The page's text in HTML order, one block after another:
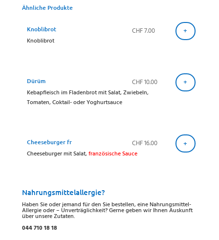
Ähnliche Produkte
Knoblibrot CHF7.00 +
Knoblibrot
Dürüm CHF10.00 +
Kebapfleisch im Fladenbrot mit Salat, Zwiebeln,
Tomaten, Coktail- oder Yoghurtsauce
Cheeseburger fr CHF16.00 +
Cheeseburger mit Salat,französische Sauce
Nahrungsmittelallergie?
Haben Sie oder jemand für den Sie bestellen, eine Nahrungsmittel-
Allergie oder – Unverträglichkeit? Gerne geben wir Ihnen Auskunft
über unsere Zutaten.
044 710 18 18